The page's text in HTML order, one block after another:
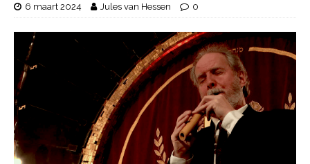
6 maart 2024 Jules van Hessen 0